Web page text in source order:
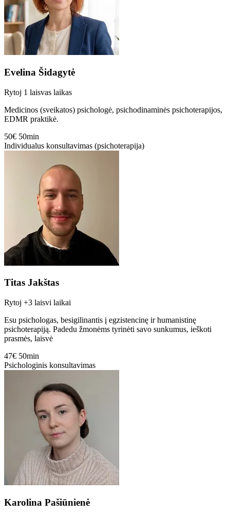
Evelina Šidagytė
Rytoj 1 laisvas laikas
Medicinos (sveikatos) psichologė, psichodinaminės psichoterapijos,
EDMR praktikė.
50€ 50min
Individualus konsultavimas (psichoterapija)
Titas Jakštas
Rytoj +3 laisvi laikai
Esu psichologas, besigilinantis į egzistencinę ir humanistinę
psichoterapiją. Padedu žmonėms tyrinėti savo sunkumus, ieškoti
prasmės, laisvė
47€ 50min
Psichologinis konsultavimas
Karolina Pašiūnienė